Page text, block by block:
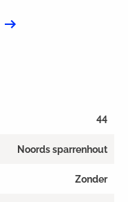
44
Noords sparrenhout
Zonder